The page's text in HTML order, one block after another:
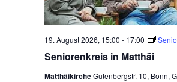
Seniorenkreis in Matthäi
19. August 2026, 15:00 - 17:00
MatthäikircheGutenbergstr. 10, Bonn,